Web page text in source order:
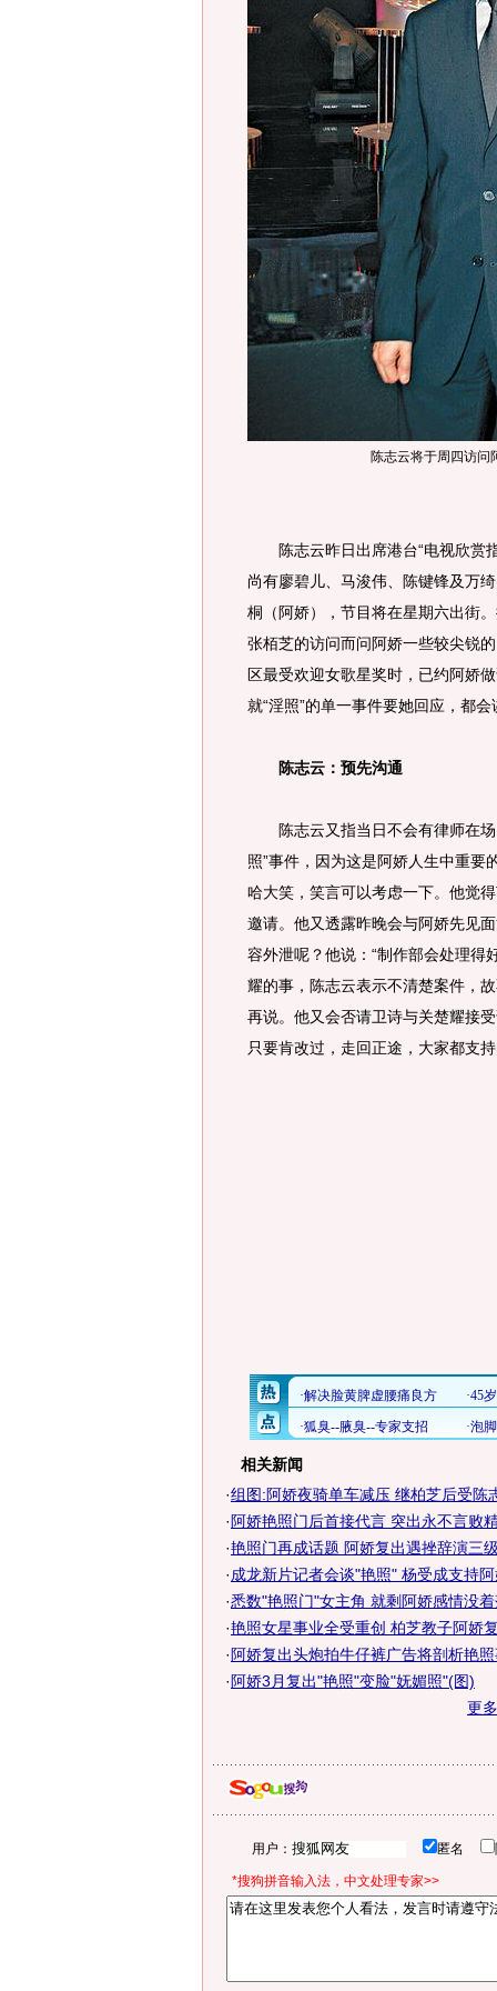
陈志云将于周四访问
陈志云昨日出席港台“电视欣赏
尚有廖碧儿、马浚伟、陈键锋及万
桐（阿娇），节目将在星期六出街
张栢芝的访问而问阿娇一些较尖锐
区最受欢迎女歌星奖时，已约阿娇
就“淫照”的单一事件要她回应，都
陈志云：预先沟通
陈志云又指当日不会有律师在场
照”事件，因为这是阿娇人生中重要
哈大笑，笑言可以考虑一下。他觉
邀请。他又透露昨晚会与阿娇先见
容外泄呢？他说：“制作部会处理得
耀的事，陈志云表示不清楚案件，
再说。他又会否请卫诗与关楚耀接
只要肯改过，走回正途，大家都支
相关新闻
·组图:阿娇夜骑单车减压 继柏芝后受陈
· 阿娇艳照门后首接代言 突出永不言败
·艳照门再成话题 阿娇复出遇挫辞演三
·成龙新片记者会谈"艳照" 杨受成支持
·悉数"艳照门"女主角 就剩阿娇感情没
·艳照女星事业全受重创 柏芝教子阿娇
· 阿娇复出头炮拍牛仔裤广告将剖析艳
· 阿娇3月复出"艳照"变脸"妩媚照"(图)
更
用户： 匿名
*搜狗拼音输入法，中文处理专家>>